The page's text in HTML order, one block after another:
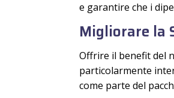
e garantire che i
Migliorare la
Offrire il benefit del
particolarmente
come parte del